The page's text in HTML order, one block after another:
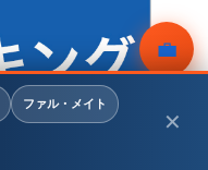
ファル・メイト
✕
💼